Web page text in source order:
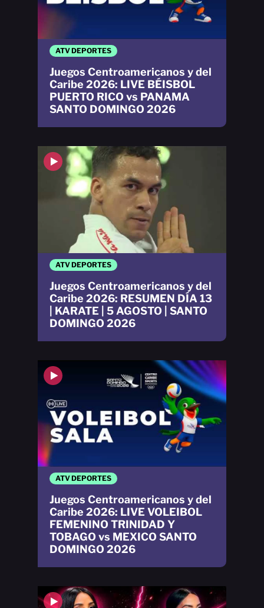
ATV DEPORTES
Juegos Centroamericanos y del
Caribe 2026: LIVE VOLEIBOL
FEMENINO TRINIDAD Y
TOBAGO vs MEXICO SANTO
DOMINGO 2026
ATV DEPORTES
Juegos Centroamericanos y del
Caribe 2026: RESUMEN DÍA 13
| KARATE | 5 AGOSTO | SANTO
DOMINGO 2026
ATV DEPORTES
Juegos Centroamericanos y del
Caribe 2026: LIVE BÉISBOL
PUERTO RICO vs PANAMA
SANTO DOMINGO 2026